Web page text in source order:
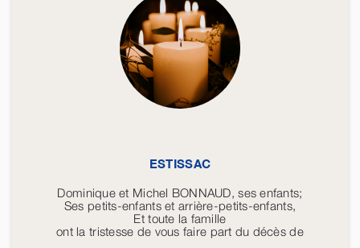
ESTISSAC
Dominique et Michel BONNAUD, ses enfants;
Ses petits-enfants et arrière-petits-enfants,
Et toute la famille
ont la tristesse de vous faire part du décès de